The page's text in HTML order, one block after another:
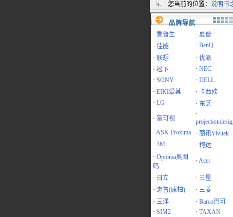
您当前的位置： 说明书
品牌导航
· 爱普生 · 夏普
· 佳能 · BenQ
· 联想 · 优派
· 松下 · NEC
· SONY · DELL
· EIKI爱其 · 卡西欧
· LG · 东芝
· 富可视
·
· ASK Proxima · 丽讯Vivitek
· 3M · 柯达
· Optoma奥图
码
· Acer
· 日立 · 三星
· 惠普(康柏) · 三菱
· 三洋 · Barco巴可
· SIM2 · TAXAN